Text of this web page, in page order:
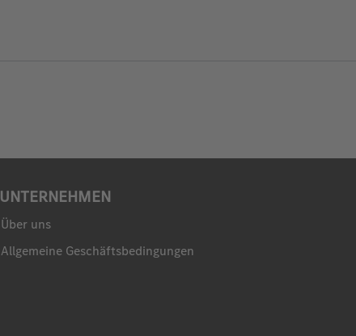
UNTERNEHMEN
Über uns
Allgemeine Geschäftsbedingungen